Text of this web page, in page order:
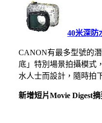
40米深防
CANON有最多型號的
底」特別場景拍攝模式
水人士而設計，隨時拍
新增短片Movie Digest